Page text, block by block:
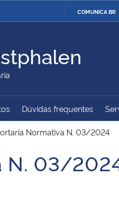
COMUNICA BR
Ministério da Defesa
Ministério da Cidadania
Ministério do
Desenvolvimento Regional
Advocacia-Geral da União
Dúvidas frequentes
Normativa N. 03/2024
N. 03/